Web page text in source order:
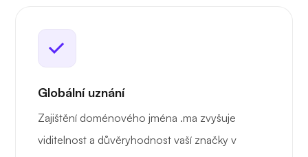
Globální uznání
Zajištění doménového jména .ma zvyšuje
viditelnost a důvěryhodnost vaší značky v